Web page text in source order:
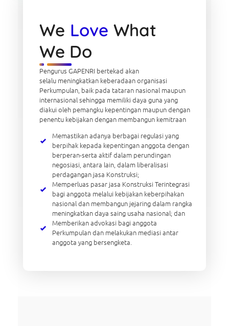
We Love What
We Do
Pengurus GAPENRI bertekad akan
selalu meningkatkan keberadaan organisasi
Perkumpulan, baik pada tataran nasional maupun
internasional sehingga memiliki daya guna yang
diakui oleh pemangku kepentingan maupun dengan
penentu kebijakan dengan membangun kemitraan
Memastikan adanya berbagai regulasi yang
berpihak kepada kepentingan anggota dengan
berperan-serta aktif dalam perundingan
negosiasi, antara lain, dalam liberalisasi
perdagangan jasa Konstruksi;
Memperluas pasar jasa Konstruksi Terintegrasi
bagi anggota melalui kebijakan keberpihakan
nasional dan membangun jejaring dalam rangka
meningkatkan daya saing usaha nasional; dan
Memberikan advokasi bagi anggota
Perkumpulan dan melakukan mediasi antar
anggota yang bersengketa.